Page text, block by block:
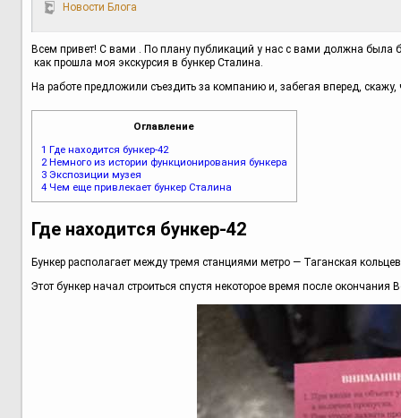
Новости Блога
Всем привет! С вами . По плану публикаций у нас с вами должна была
как прошла моя экскурсия в бункер Сталина.
На работе предложили съездить за компанию и, забегая вперед,
Оглавление
1 Где находится бункер-42
2Немного из истории функционирования бункера
3Экспозиции музея
4Чем еще привлекает бункер Сталина
Где находится бункер-42
Бункер располагает между тремя станциями метро — Таганская
Этот бункер начал строиться спустя некоторое время после